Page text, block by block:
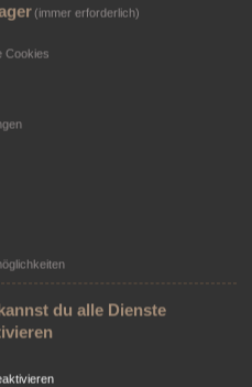
(immer erforderlich)
Cookies
du alle Dienste